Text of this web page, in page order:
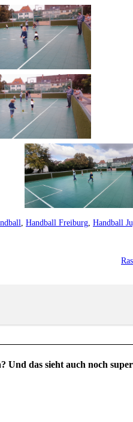
Handball Freiburg Handball
das sieht auch noch